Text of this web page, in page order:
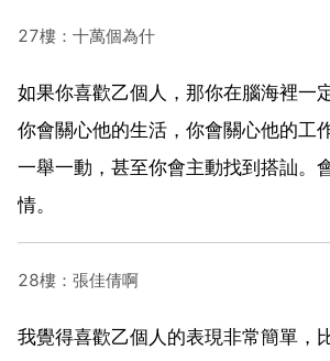
27樓：十萬個為什
如果你喜歡乙個人，那你在腦海裡一
你會關心他的生活，你會關心他的工
一舉一動，甚至你會主動找到搭訕。
情。
28樓：張佳倩啊
我覺得喜歡乙個人的表現非常簡單，